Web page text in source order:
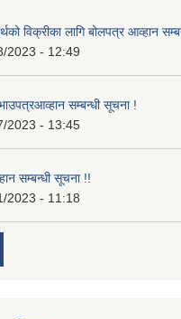
विक्रीका लागि बोलपत्र आव्हान
2023 - 12:49
सम्बन्धी सूचना !
2023 - 13:45
सम्बन्धी सूचना !!
2023 - 11:18